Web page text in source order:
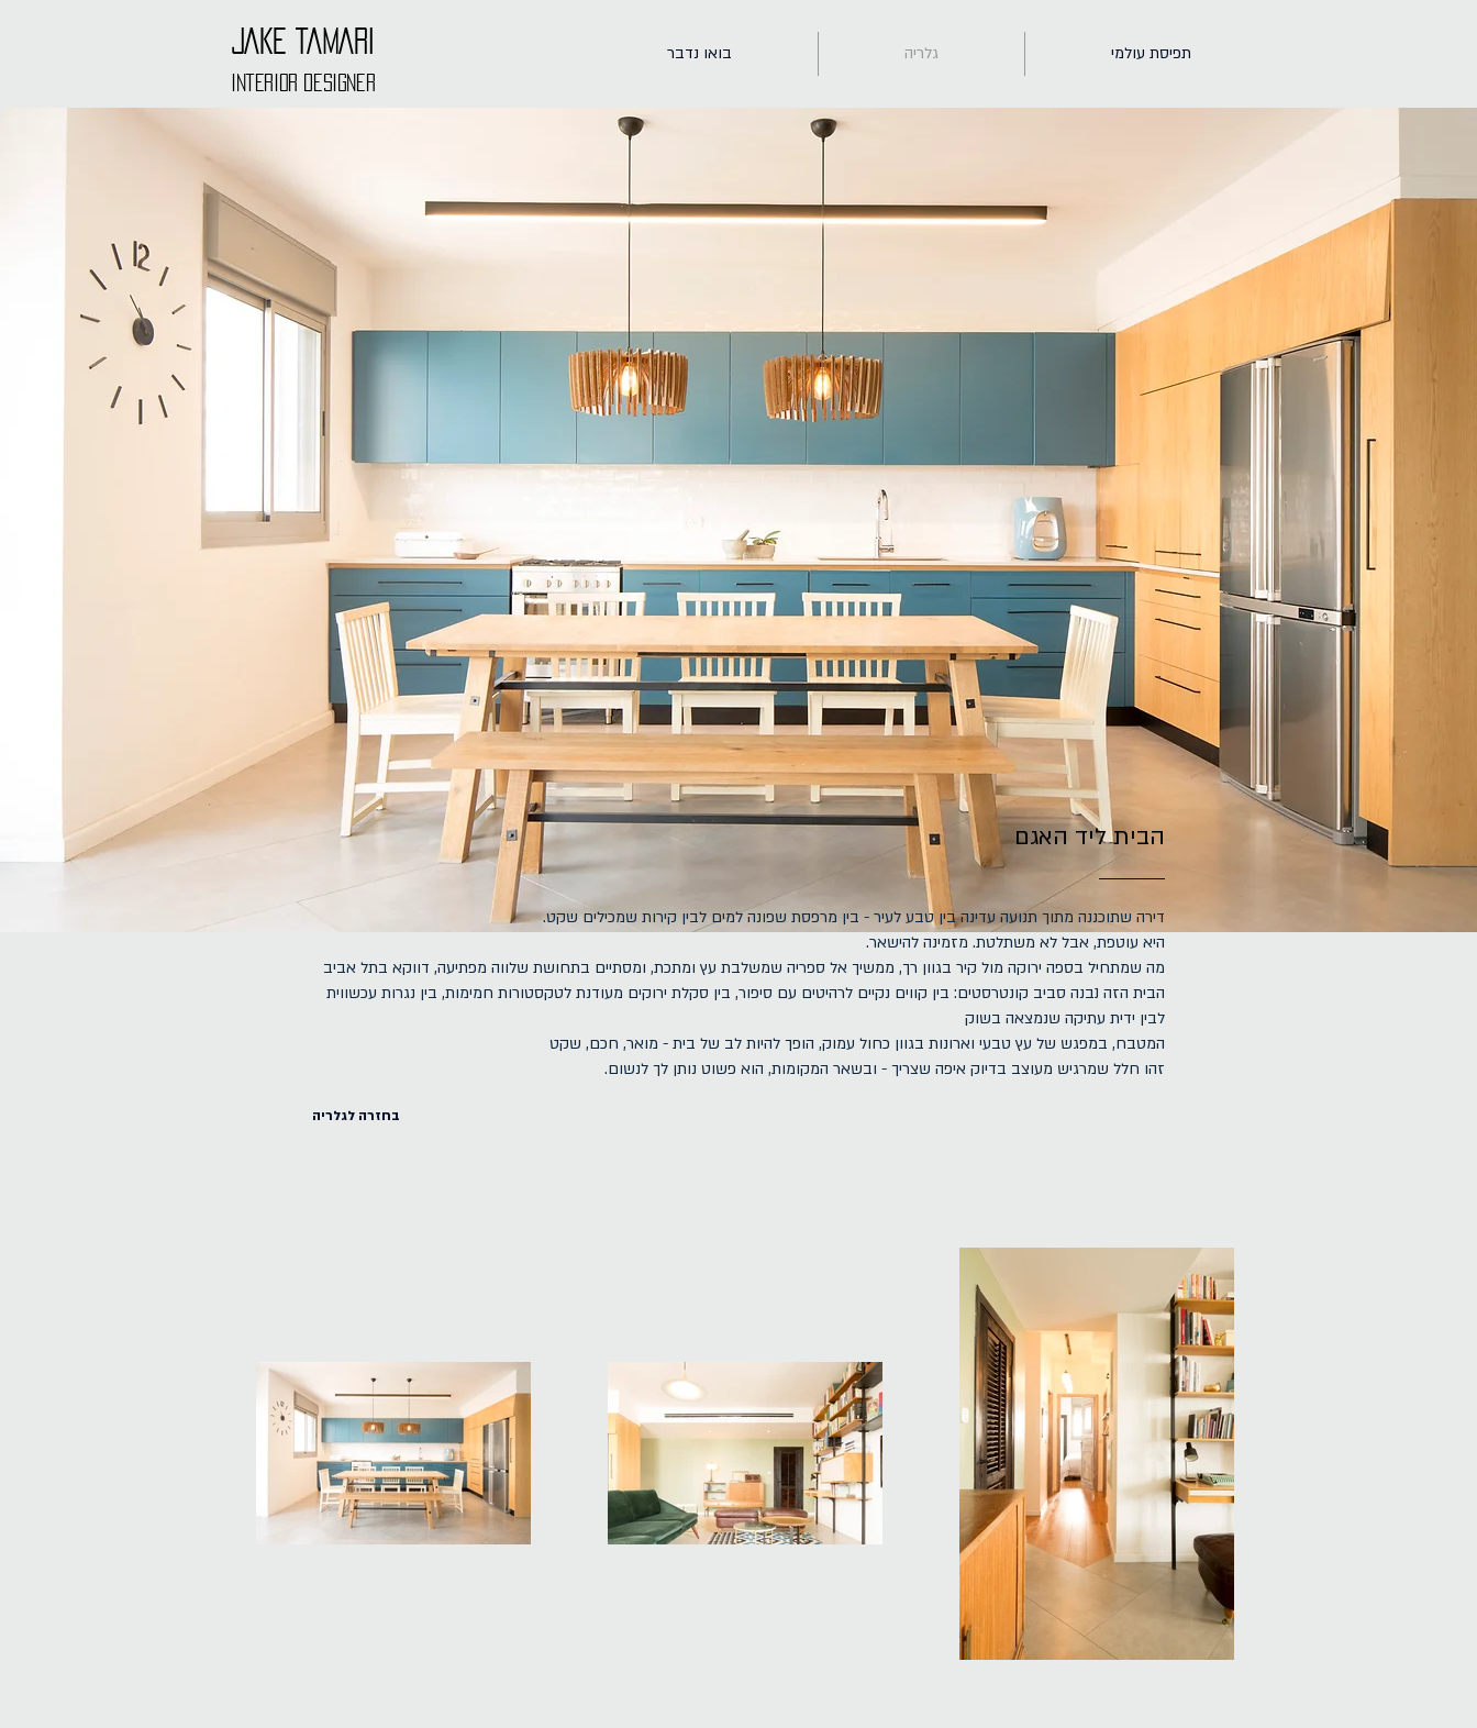
JAKE TAMARI
interior designer
בואו נדבר גלריה תפיסת עולמי
הבית ליד האגם
.דירה שתוכננה מתוך תנועה עדינה בין טבע לעיר - בין מרפסת שפונה למים לבין קירות שמכילים שקט
.היא עוטפת, אבל לא משתלטת. מזמינה להישאר
מה שמתחיל בספה ירוקה מול קיר בגוון רך, ממשיך אל ספריה שמשלבת עץ ומתכת, ומסתיים בתחושת שלווה מפתיעה, דווקא בתל אביב
הבית הזה נבנה סביב קונטרסטים: בין קווים נקיים לרהיטים עם סיפור, בין סקלת ירוקים מעודנת לטקסטורות חמימות, בין נגרות עכשווית
לבין ידית עתיקה שנמצאה בשוק
המטבח, במפגש של עץ טבעי וארונות בגוון כחול עמוק, הופך להיות לב של בית - מואר, חכם, שקט
.זהו חלל שמרגיש מעוצב בדיוק איפה שצריך - ובשאר המקומות, הוא פשוט נותן לך לנשום
בחזרה לגלריה